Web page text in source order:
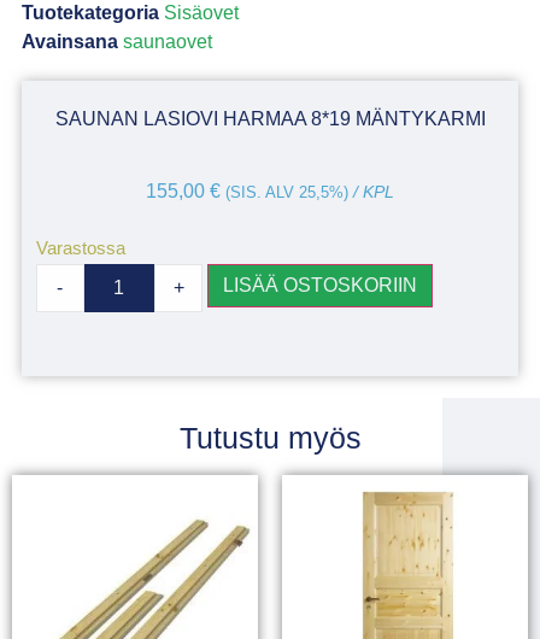
Tuotekategoria Sisäovet
Avainsana saunaovet
SAUNAN LASIOVI HARMAA 8*19 MÄNTYKARMI
155,00 € (SIS. ALV 25,5%) / KPL
Varastossa
- + LISÄÄ OSTOSKORIIN
Tutustu myös